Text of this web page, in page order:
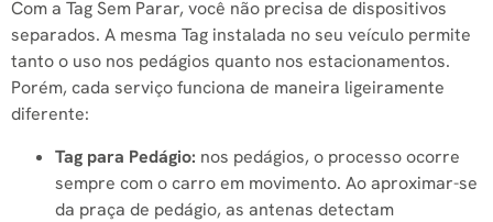
Com a Tag Sem Parar, você não precisa de dispositivos
separados. A mesma Tag instalada no seu veículo permite
tanto o uso nos pedágios quanto nos estacionamentos.
Porém, cada serviço funciona de maneira ligeiramente
diferente:
Tag para Pedágio: nos pedágios, o processo ocorre
sempre com o carro em movimento. Ao aproximar-se
da praça de pedágio, as antenas detectam